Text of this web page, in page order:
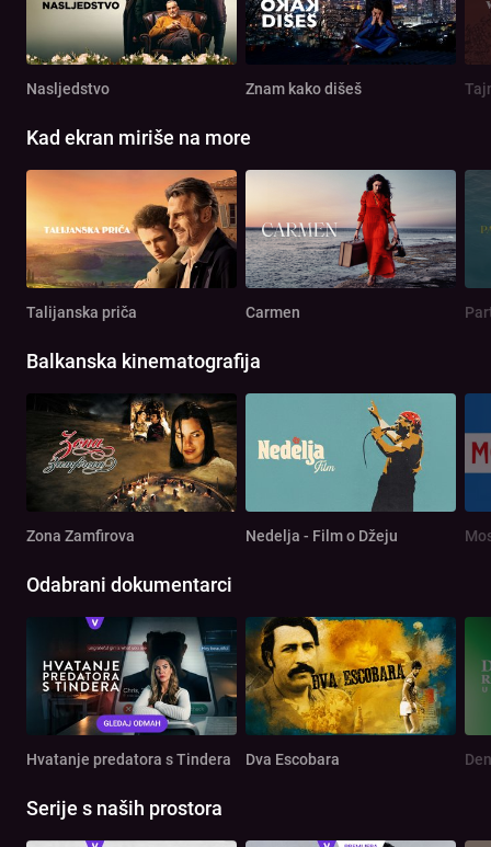
Nasljedstvo Znam kako dišeš
Kad ekran miriše na more
Talijanska priča Carmen
Balkanska kinematografija
Zona Zamfirova Nedelja - Film o Džeju
Odabrani dokumentarci
Hvatanje predatora s Tindera Dva Escobara
Serije s naših prostora